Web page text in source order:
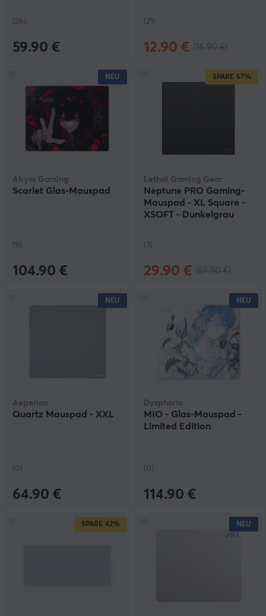
(26)
59.90 €
(21)
12.90 €
NEU
Abyss Gaming
Scarlet Glas-Mauspad
(9)
104.90 €
SPARE 57%
Lethal Gaming Gear
Neptune PRO Gaming-
Mauspad - XL Square -
XSOFT - Dunkelgrau
(3)
29.90 €
NEU
Aeperion
Quartz Mauspad - XXL
(0)
64.90 €
NEU
Dysphoria
MIO - Glas-Mauspad -
Limited Edition
(0)
114.90 €
SPARE 42% NEU